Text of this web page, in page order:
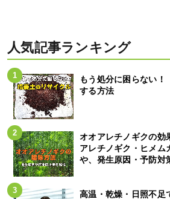
人気記事ランキング
もう処分に困らない
する方法
オオアレチノギクの効
アレチノギク・ヒメム
や、発生原因・予防対
高温・乾燥・日照不足